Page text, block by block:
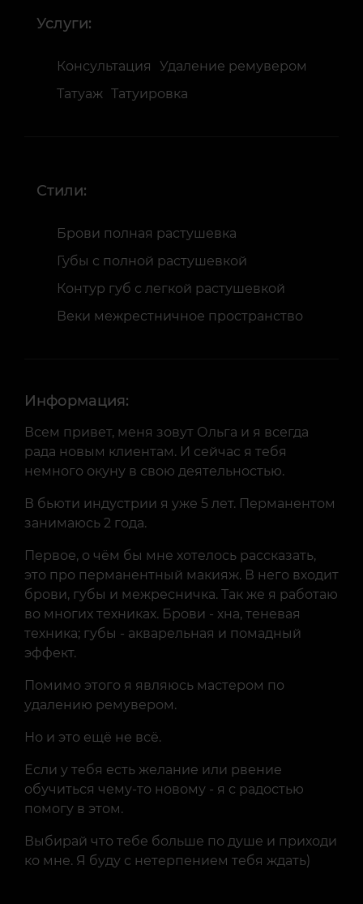
Услуги:
Консультация
Удаление ремувером
Татуаж Татуировка
Стили:
Брови полная растушевка
Губы с полной растушевкой
Контур губ с легкой растушевкой
Веки межрестничное пространство
Информация:
Всем привет, меня зовут Ольга и я всегда
рада новым клиентам. И сейчас я тебя
немного окуну в свою деятельностью.
В бьюти индустрии я уже 5 лет. Перманентом
занимаюсь 2 года.
Первое, о чём бы мне хотелось рассказать,
это про перманентный макияж. В него входит
брови, губы и межресничка. Так же я работаю
во многих техниках. Брови - хна, теневая
техника; губы - акварельная и помадный
эффект.
Помимо этого я являюсь мастером по
удалению ремувером.
Но и это ещё не всё.
Если у тебя есть желание или рвение
обучиться чему-то новому - я с радостью
помогу в этом.
Выбирай что тебе больше по душе и приходи
ко мне. Я буду с нетерпением тебя ждать)